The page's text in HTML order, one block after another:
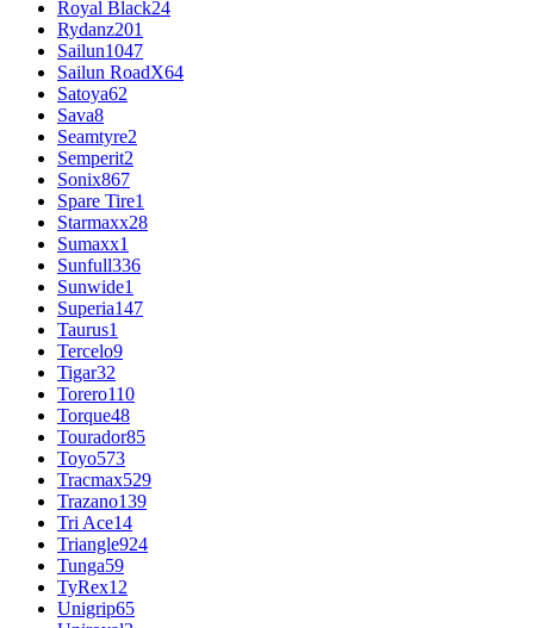
Royal Black24
Rydanz201
Sailun1047
Sailun RoadX64
Satoya62
Sava8
Seamtyre2
Semperit2
Sonix867
Spare Tire1
Starmaxx28
Sumaxx1
Sunfull336
Sunwide1
Superia147
Taurus1
Tercelo9
Tigar32
Torero110
Torque48
Tourador85
Toyo573
Tracmax529
Trazano139
Tri Ace14
Triangle924
Tunga59
TyRex12
Unigrip65